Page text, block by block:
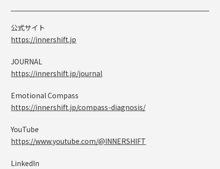
公式サイト
https://innershift.jp
JOURNAL
https://innershift.jp/journal
Emotional Compass
https://innershift.jp/compass-diagnosis/
YouTube
https://www.youtube.com/@INNERSHIFT
LinkedIn